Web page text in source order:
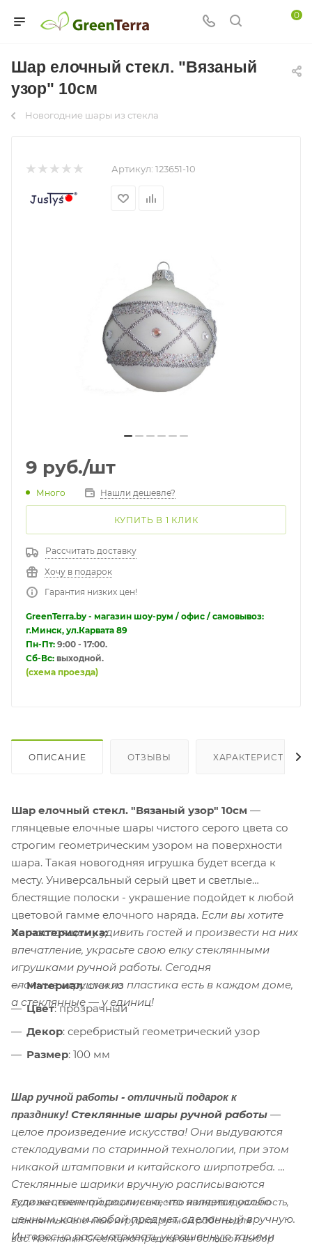
0
Шар елочный стекл. "Вязаный
узор" 10см
Новогодние шары из стекла
Артикул: 123651-10
9 руб./шт
Много Нашли дешевле?
КУПИТЬ В 1 КЛИК
Рассчитать доставку
Хочу в подарок
Гарантия низких цен!
GreenTerra.by - магазин шоу-рум / офис / самовывоз:
г.Минск, ул.Карвата 89
Пн-Пт: 9:00 - 17:00.
Сб-Вс: выходной.
(схема проезда)
ОПИСАНИЕ ОТЗЫВЫ ХАРАКТЕРИСТИКИ
Шар елочный стекл. "Вязаный узор" 10см —
глянцевые елочные шары чистого серого цвета со
строгим геометрическим узором на поверхности
шара. Такая новогодняя игрушка будет всегда к
месту. Универсальный серый цвет и светлые
блестящие полоски - украшение подойдет к любой
цветовой гамме елочного наряда. Если вы хотите
по-настоящему удивить гостей и произвести на них
впечатление, украсьте свою елку стеклянными
игрушками ручной работы. Сегодня
елочные игрушки из пластика есть в каждом доме,
а стеклянные — у единиц!
Характеристика:
Материал: стекло
Цвет: прозрачный
Декор: серебристый геометрический узор
Размер: 100 мм
Шар ручной работы - отличный подарок к
празднику!Стеклянные шары ручной работы —
целое произведение искусства! Они выдуваются
стеклодувами по старинной технологии, при этом
никакой штамповки и китайского ширпотреба.
Стеклянные шарики вручную расписываются
художественной росписью, что является особо
ценным, как и любой предмет, сделанный вручную.
Интересно рассматривать украшенную такими
Если вы цените традиции, качество и индивидуальность,
стеклянные елочные игрушки ручной работы для
вас. Компания Greenterra предлагает большой выбор